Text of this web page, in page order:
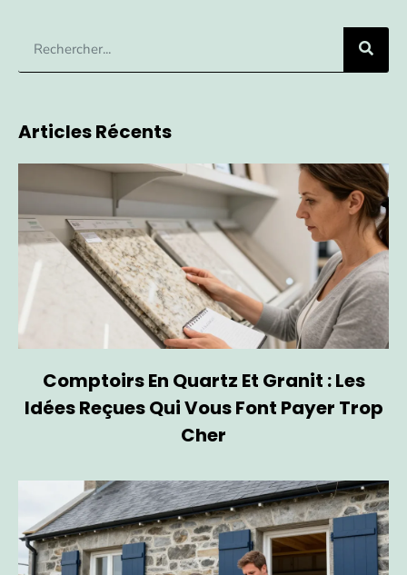
Articles Récents
Comptoirs En Quartz Et Granit : Les
Idées Reçues Qui Vous Font Payer Trop
Cher